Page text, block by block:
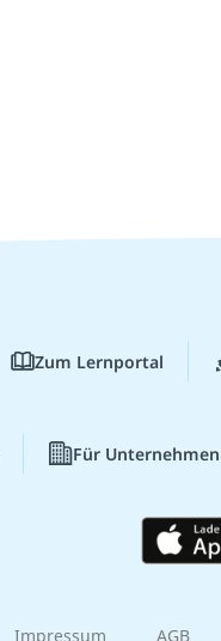
Zum Lernportal
Für Unternehmen
Impressum AGB